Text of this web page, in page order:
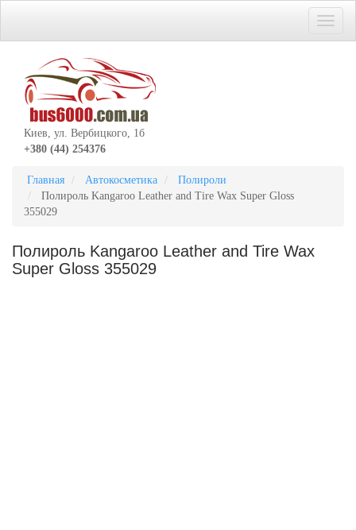
Киев, ул. Вербицкого, 1б
+380 (44) 254376
Главная Автокосметика
Полироли
Полироль Kangaroo Leather and Tire Wax Super Gloss
355029
Полироль Kangaroo Leather and Tire Wax
Super Gloss 355029